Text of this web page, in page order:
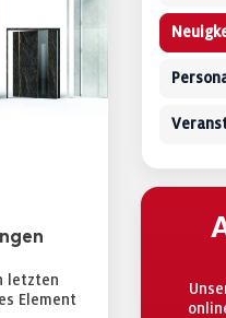
letzten
Element